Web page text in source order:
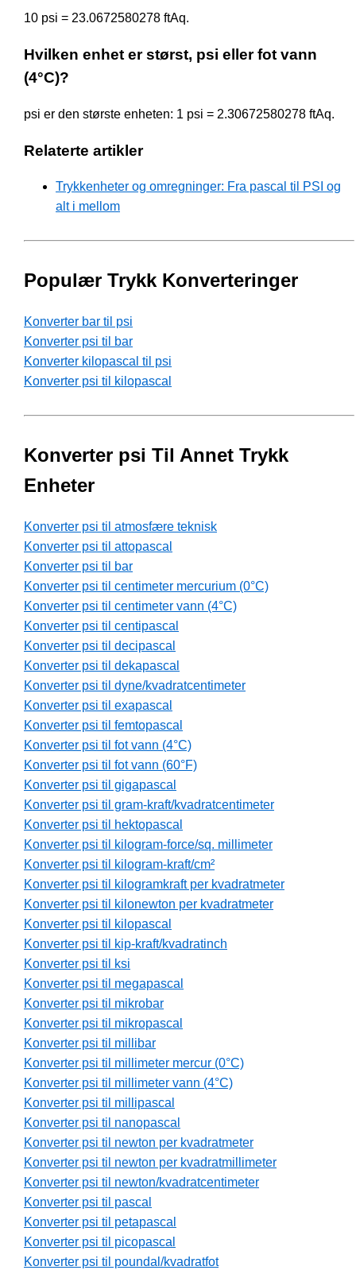
10 psi = 23.0672580278 ftAq.
Hvilken enhet er størst, psi eller fot vann
(4°C)?
psi er den største enheten: 1 psi = 2.30672580278 ftAq.
Relaterte artikler
Trykkenheter og omregninger: Fra pascal til PSI og
alt i mellom
Populær Trykk Konverteringer
Konverter bar til psi
Konverter psi til bar
Konverter kilopascal til psi
Konverter psi til kilopascal
Konverter psi Til Annet Trykk
Enheter
Konverter psi til atmosfære teknisk
Konverter psi til attopascal
Konverter psi til bar
Konverter psi til centimeter mercurium (0°C)
Konverter psi til centimeter vann (4°C)
Konverter psi til centipascal
Konverter psi til decipascal
Konverter psi til dekapascal
Konverter psi til dyne/kvadratcentimeter
Konverter psi til exapascal
Konverter psi til femtopascal
Konverter psi til fot vann (4°C)
Konverter psi til fot vann (60°F)
Konverter psi til gigapascal
Konverter psi til gram-kraft/kvadratcentimeter
Konverter psi til hektopascal
Konverter psi til kilogram-force/sq. millimeter
Konverter psi til kilogram-kraft/cm²
Konverter psi til kilogramkraft per kvadratmeter
Konverter psi til kilonewton per kvadratmeter
Konverter psi til kilopascal
Konverter psi til kip-kraft/kvadratinch
Konverter psi til ksi
Konverter psi til megapascal
Konverter psi til mikrobar
Konverter psi til mikropascal
Konverter psi til millibar
Konverter psi til millimeter mercur (0°C)
Konverter psi til millimeter vann (4°C)
Konverter psi til millipascal
Konverter psi til nanopascal
Konverter psi til newton per kvadratmeter
Konverter psi til newton per kvadratmillimeter
Konverter psi til newton/kvadratcentimeter
Konverter psi til pascal
Konverter psi til petapascal
Konverter psi til picopascal
Konverter psi til poundal/kvadratfot